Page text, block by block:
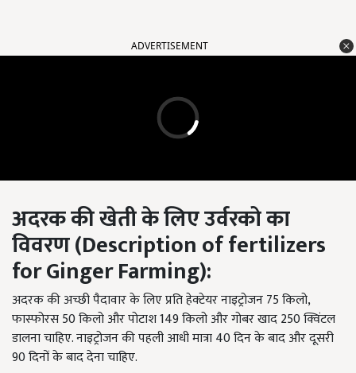
ADVERTISEMENT
अदरककीखेतीकेलिएउर्वरकोका
विवरण (Description of fertilizers
for Ginger Farming):
अदरक की अच्छी पैदावार के लिए प्रति हेक्टेयर नाइट्रोजन 75 किलो,
फास्फोरस 50 किलो और पोटाश 149 किलो और गोबर खाद 250 क्विंटल
डालना चाहिए. नाइट्रोजन की पहली आधी मात्रा 40 दिन के बाद और दूसरी
90 दिनों के बाद देना चाहिए.